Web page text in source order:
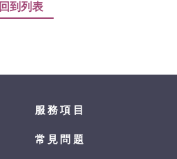
回到列表
服務項目
常見問題